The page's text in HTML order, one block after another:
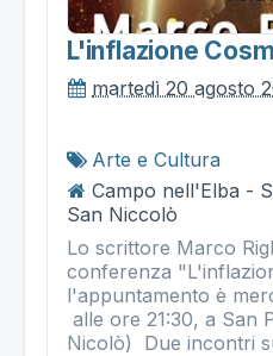
L'inflazione
martedì 20 agosto
Arte e Cultura
Campo nell'Elba -
San Niccolò
Lo scrittore Marco
conferenza
l'appuntamento è
alle ore 21:30, a San
Nicolò) Due incontri